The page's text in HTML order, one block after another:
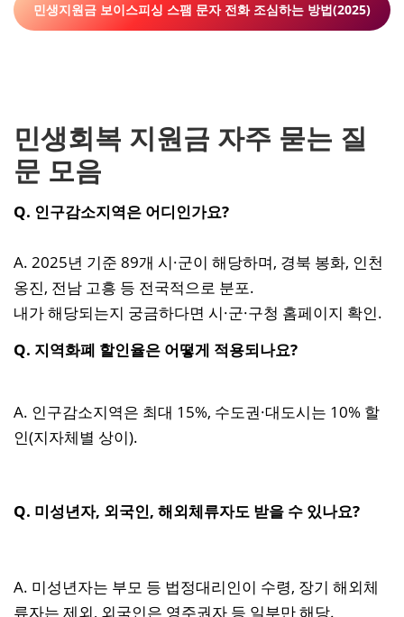
민생지원금 보이스피싱 스팸 문자 전화 조심하는 방법(2025)
민생회복 지원금 자주 묻는 질
문 모음
Q. 인구감소지역은 어디인가요?
A. 2025년 기준 89개 시·군이 해당하며, 경북 봉화, 인천
옹진, 전남 고흥 등 전국적으로 분포.
내가 해당되는지 궁금하다면 시·군·구청 홈페이지 확인.
Q. 지역화폐 할인율은 어떻게 적용되나요?
A. 인구감소지역은 최대 15%, 수도권·대도시는 10% 할
인(지자체별 상이).
Q. 미성년자, 외국인, 해외체류자도 받을 수 있나요?
A. 미성년자는 부모 등 법정대리인이 수령, 장기 해외체
류자는 제외, 외국인은 영주권자 등 일부만 해당.